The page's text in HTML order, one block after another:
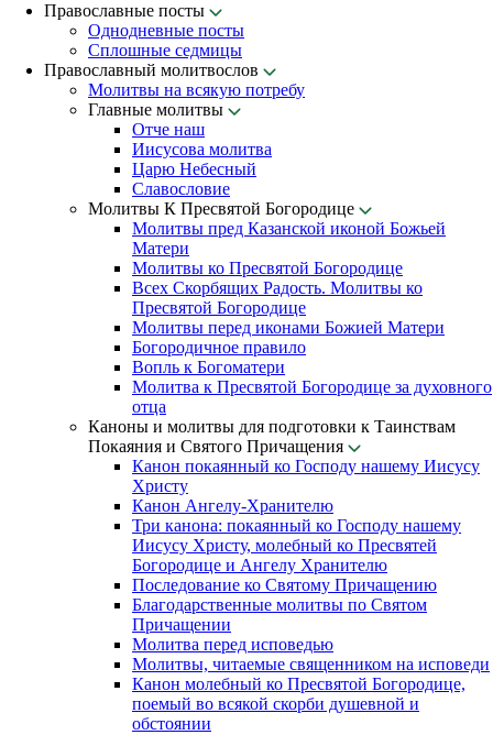
Православные посты
Однодневные посты
Сплошные седмицы
Православный молитвослов
Молитвы на всякую потребу
Главные молитвы
Отче наш
Иисусова молитва
Царю Небесный
Славословие
Молитвы К Пресвятой Богородице
Молитвы пред Казанской иконой Божьей
Матери
Молитвы ко Пресвятой Богородице
Всех Скорбящих Радость. Молитвы ко
Пресвятой Богородице
Молитвы перед иконами Божией Матери
Богородичное правило
Вопль к Богоматери
Молитва к Пресвятой Богородице за духовного
отца
Каноны и молитвы для подготовки к Таинствам
Покаяния и Святого Причащения
Канон покаянный ко Господу нашему Иисусу
Христу
Канон Ангелу-Хранителю
Три канона: покаянный ко Господу нашему
Иисусу Христу, молебный ко Пресвятей
Богородице и Ангелу Хранителю
Последование ко Святому Причащению
Благодарственные молитвы по Святом
Причащении
Молитва перед исповедью
Молитвы, читаемые священником на исповеди
Канон молебный ко Пресвятой Богородице,
поемый во всякой скорби душевной и
обстоянии